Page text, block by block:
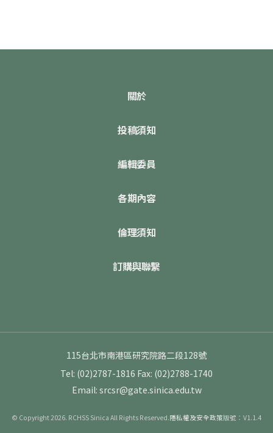
關於
投稿須知
編輯委員
各期內容
倫理須知
訂購與聯繫
115台北市南港區研究院路二段128號
Tel: (02)2787-1816 Fax: (02)2788-1740
Email: srcsr@gate.sinica.edu.tw
© Copyright 2026. RCHSS Sinica All Rights Reserved.隱私權及安全政策版號：V1.1.4